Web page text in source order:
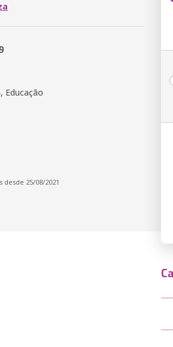
Educação
desde 25/08/2021